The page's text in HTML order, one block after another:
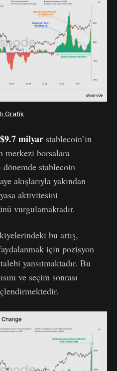
Grafik
$9.7 milyar stablecoin’in
merkezi borsalara
dönemde stablecoin
akışlarıyla yakından
aktivitesini
vurgulamaktadır.
bu artış,
için pozisyon
yansıtmaktadır. Bu
ve seçim sonrası